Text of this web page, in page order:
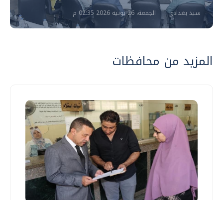
سيد بغدادي الجمعة، 26 يونيه 2026 02:35 م
المزيد من محافظات